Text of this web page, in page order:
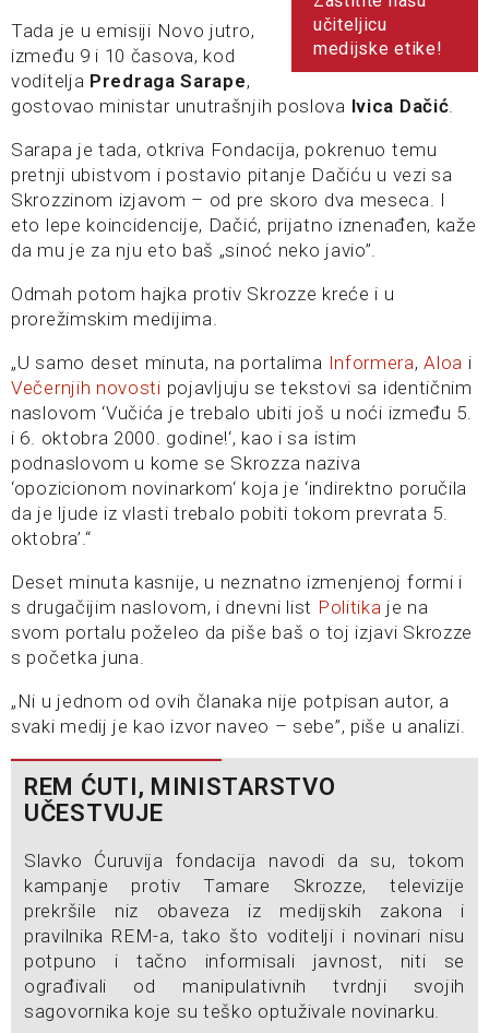
učiteljicu
medijske etike!
Tada je u emisiji Novo jutro,
između 9 i 10 časova, kod
voditelja Predraga Sarape,
gostovao ministar unutrašnjih poslova Ivica Dačić.
Sarapa je tada, otkriva Fondacija, pokrenuo temu
pretnji ubistvom i postavio pitanje Dačiću u vezi sa
Skrozzinom izjavom – od pre skoro dva meseca. I
eto lepe koincidencije, Dačić, prijatno iznenađen, kaže
da mu je za nju eto baš „sinoć neko javio”.
Odmah potom hajka protiv Skrozze kreće i u
prorežimskim medijima.
„U samo deset minuta, na portalima Informera,Aloa i
Večernjih novosti pojavljuju se tekstovi sa identičnim
naslovom ‘Vučića je trebalo ubiti još u noći između 5.
i 6. oktobra 2000. godine!‘, kao i sa istim
podnaslovom u kome se Skrozza naziva
‘opozicionom novinarkom‘ koja je ‘indirektno poručila
da je ljude iz vlasti trebalo pobiti tokom prevrata 5.
oktobra’.“
Deset minuta kasnije, u neznatno izmenjenoj formi i
s drugačijim naslovom, i dnevni list Politika je na
svom portalu poželeo da piše baš o toj izjavi Skrozze
s početka juna.
„Ni u jednom od ovih članaka nije potpisan autor, a
svaki medij je kao izvor naveo – sebe”, piše u analizi.
REM ĆUTI, MINISTARSTVO
UČESTVUJE
Slavko Ćuruvija fondacija navodi da su, tokom
kampanje protiv Tamare Skrozze, televizije
prekršile niz obaveza iz medijskih zakona i
pravilnika REM-a, tako što voditelji i novinari nisu
potpuno i tačno informisali javnost, niti se
ograđivali od manipulativnih tvrdnji svojih
sagovornika koje su teško optuživale novinarku.